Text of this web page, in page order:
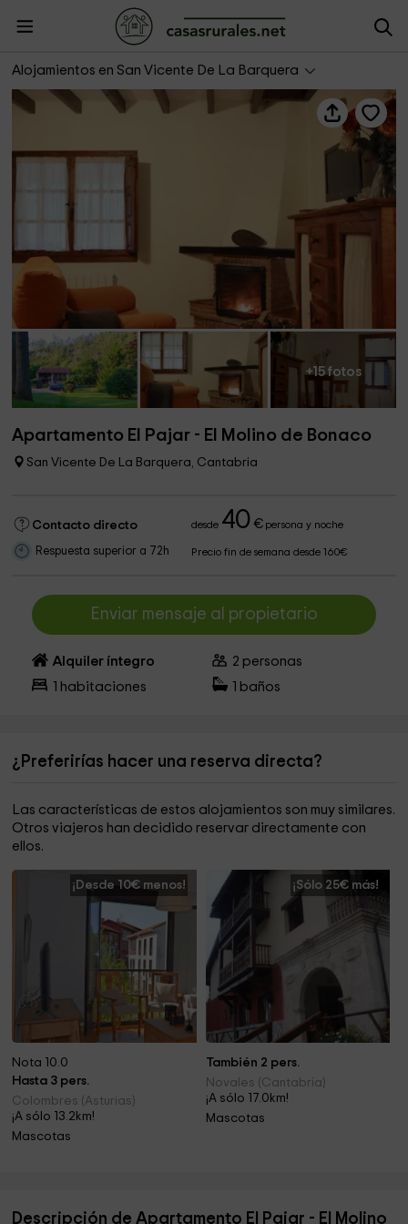
Alojamientos en San Vicente De La Barquera
Apartamento El Pajar - El Molino de Bonaco
+15 fotos
Apartamento El Pajar - El Molino de Bonaco
San Vicente De La Barquera, Cantabria
Contacto directo desde 40 €persona y noche
Respuesta superior a 72h Precio fin de semana desde 160€
Enviar mensaje al propietario
Alquiler íntegro 2 personas
habitaciones baños
¿Preferirías hacer una reserva directa?
Las características de estos alojamientos son muy similares.
Otros viajeros han decidido reservar directamente con
ellos.
¡Desde 10€ menos!
Nota 10.0
Hasta 3 pers.
Colombres (Asturias)
¡A sólo 13.2km!
Mascotas
¡Sólo 25€ más!
También 2 pers.
Novales (Cantabria)
¡A sólo 17.0km!
Mascotas
Descripción de Apartamento El Pajar - El Molino